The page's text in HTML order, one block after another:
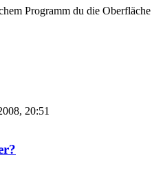
Programm du die Oberfläche
20:51